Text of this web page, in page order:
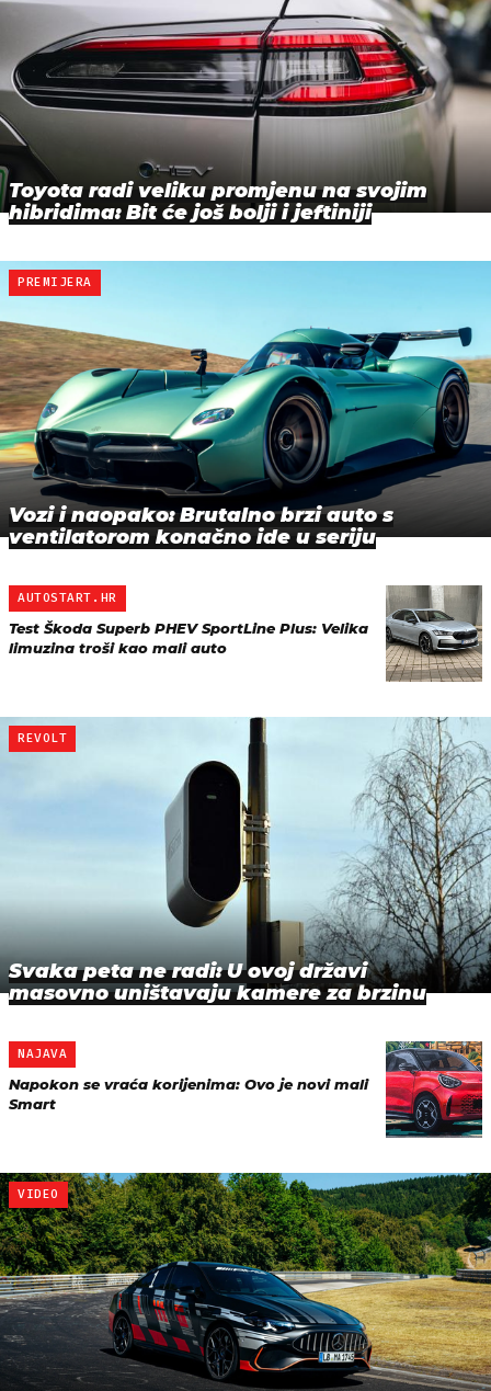
Toyota radi veliku promjenu na svojim
hibridima: Bit će još bolji i jeftiniji
PREMIJERA
Vozi i naopako: Brutalno brzi auto s
ventilatorom konačno ide u seriju
AUTOSTART.HR
Test Škoda Superb PHEV SportLine Plus: Velika
limuzina troši kao mali auto
REVOLT
Svaka peta ne radi: U ovoj državi
masovno uništavaju kamere za brzinu
NAJAVA
Napokon se vraća korijenima: Ovo je novi mali
Smart
VIDEO